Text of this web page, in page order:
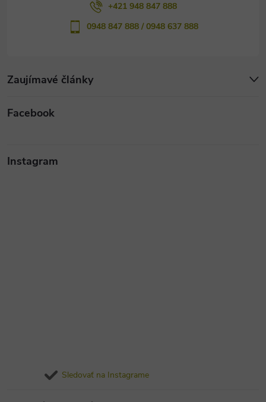
Zaujímavé články
+421 948 847 888
0948 847 888 / 0948 637 888
Facebook
Instagram
Sledovať na Instagrame